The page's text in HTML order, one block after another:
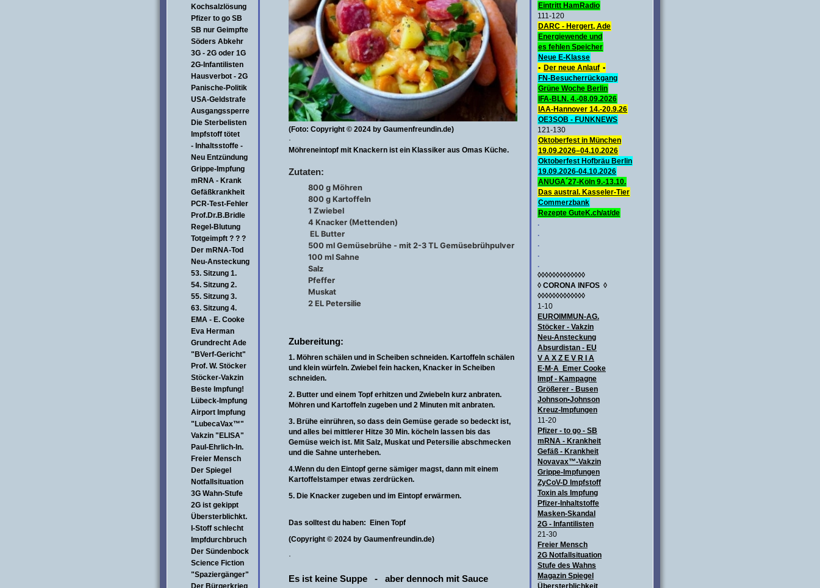
Kochsalzlösung
Pfizer to go SB
SB nur Geimpfte
Söders Abkehr
3G - 2G oder 1G
2G-Infantilisten
Hausverbot - 2G
Panische-Politik
USA-Geldstrafe
Ausgangssperre
Die Sterbelisten
Impfstoff tötet
- Inhaltsstoffe -
Neu Entzündung
Grippe-Impfung
mRNA - Krank
Gefäßkrankheit
PCR-Test-Fehler
Prof.Dr.B.Bridle
Regel-Blutung
Totgeimpft ? ? ?
Der mRNA-Tod
Neu-Ansteckung
53. Sitzung 1.
54. Sitzung 2.
55. Sitzung 3.
63. Sitzung 4.
EMA - E. Cooke
Eva Herman
Grundrecht Ade
"BVerf-Gericht"
Prof. W. Stöcker
Stöcker-Vakzin
Beste Impfung!
Lübeck-Impfung
Airport Impfung
"LubecaVax™"
Vakzin "ELISA"
Paul-Ehrlich-In.
Freier Mensch
Der Spiegel
Notfallsituation
3G Wahn-Stufe
2G ist gekippt
Übersterblichkt.
I-Stoff schlecht
Impfdurchbruch
Der Sündenbock
Science Fiction
"Spaziergänger"
Der Bürgerkrieg
Eintritt HamRadio
111-120
DARC - Hergert, Ade
Energiewende und
es fehlen Speicher
Neue E-Klasse
• Der neue Anlauf •
FN-Besucherrückgang
Grüne Woche Berlin
IFA-BLN. 4.-08.09.2026
IAA-Hannover 14.-20.9.26
OE3SOB - FUNKNEWS
121-130
Oktoberfest in München
19.09.2026–04.10.2026
Oktoberfest Hofbräu Berlin
19.09.2026-04.10.2026
ANUGA´27-Köln 9.-13.10.
Das austral. Kasseler-Tier
Commerzbank
Rezepte GuteK.ch/at/de
.
.
.
.
.
◊◊◊◊◊◊◊◊◊◊◊◊◊
◊ CORONA INFOS ◊
◊◊◊◊◊◊◊◊◊◊◊◊◊
1-10
EUROIMMUN-AG.
Stöcker - Vakzin
Neu-Ansteckung
Absurdistan - EU
V A X Z E V R I A
E·M·A Emer Cooke
Impf - Kampagne
Größerer - Busen
Johnson•Johnson
Kreuz-Impfungen
11-20
Pfizer - to go - SB
mRNA - Krankheit
Gefäß - Krankheit
Novavax™-Vakzin
Grippe-Impfungen
ZyCoV-D Impfstoff
Toxin als Impfung
Pfizer-Inhaltstoffe
Masken-Skandal
2G - Infantilisten
21-30
Freier Mensch
2G Notfallsituation
Stufe des Wahns
Magazin Spiegel
Übersterblichkeit
(Foto: Copyright © 2024 by Gaumenfreundin.de)
·
Möhreneintopf mit Knackern ist ein Klassiker aus Omas Küche.
Zutaten:
800 g Möhren
800 g Kartoffeln
1 Zwiebel
4 Knacker (Mettenden)
EL Butter
500 ml Gemüsebrühe - mit 2-3 TL Gemüsebrühpulver
100 ml Sahne
Salz
Pfeffer
Muskat
2 EL Petersilie
Zubereitung:
1. Möhren schälen und in Scheiben schneiden. Kartoffeln schälen
und klein würfeln. Zwiebel fein hacken, Knacker in Scheiben
schneiden.
2. Butter und einem Topf erhitzen und Zwiebeln kurz anbraten.
Möhren und Kartoffeln zugeben und 2 Minuten mit anbraten.
3. Brühe einrühren, so dass dein Gemüse gerade so bedeckt ist,
und alles bei mittlerer Hitze 30 Min. köcheln lassen bis das
Gemüse weich ist. Mit Salz, Muskat und Petersilie abschmecken
und die Sahne unterheben.
4.Wenn du den Eintopf gerne sämiger magst, dann mit einem
Kartoffelstamper etwas zerdrücken.
5. Die Knacker zugeben und im Eintopf erwärmen.
Das solltest du haben: Einen Topf
(Copyright © 2024 by Gaumenfreundin.de)
·
Es ist keine Suppe - aber dennoch mit Sauce